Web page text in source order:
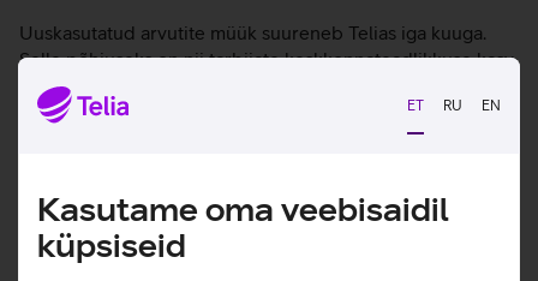
ET RU EN
Kasutame oma veebisaidil
küpsiseid
Uuskasutatud arvutite müük suureneb Telias iga kuuga.
Selle põhjuseks on nii tarbijate keskkonnateadlikkuse kasv
kui ka uuskasutatud arvutite soodsam hind